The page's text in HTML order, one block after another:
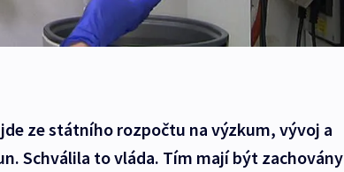
ze státního rozpočtu na výzkum, vývoj a
Schválila to vláda. Tím mají být zachovány